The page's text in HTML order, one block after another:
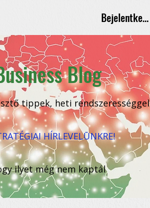
Bejelentkezés
Blog
tippek, heti rendszerességgel
HÍRLEVELŪNKRE!
ilyet még nem kaptál